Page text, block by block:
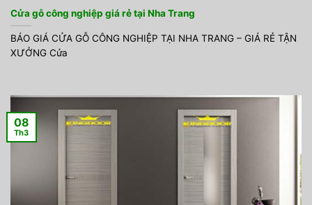
Cửa gỗ công nghiệp giá rẻ tại Nha Trang
BÁO GIÁ CỬA GỖ CÔNG NGHIỆP TẠI NHA TRANG – GIÁ RẺ TẬN
XƯỞNG Cửa
08
Th3